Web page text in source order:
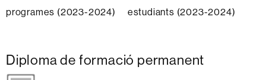
programes (2023-2024) estudiants (2023-2024)
Diploma de formació permanent